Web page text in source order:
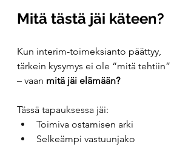
Mitä tästä jäi käteen?
Kun interim-toimeksianto päättyy,
tärkein kysymys ei ole “mitä tehtiin”
– vaan mitä jäi elämään?
Tässä tapauksessa jäi:
Toimiva ostamisen arki
Selkeämpi vastuunjako